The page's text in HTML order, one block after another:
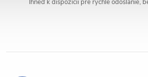
p
Ihneď k dispozícii pre rýchle odoslanie,